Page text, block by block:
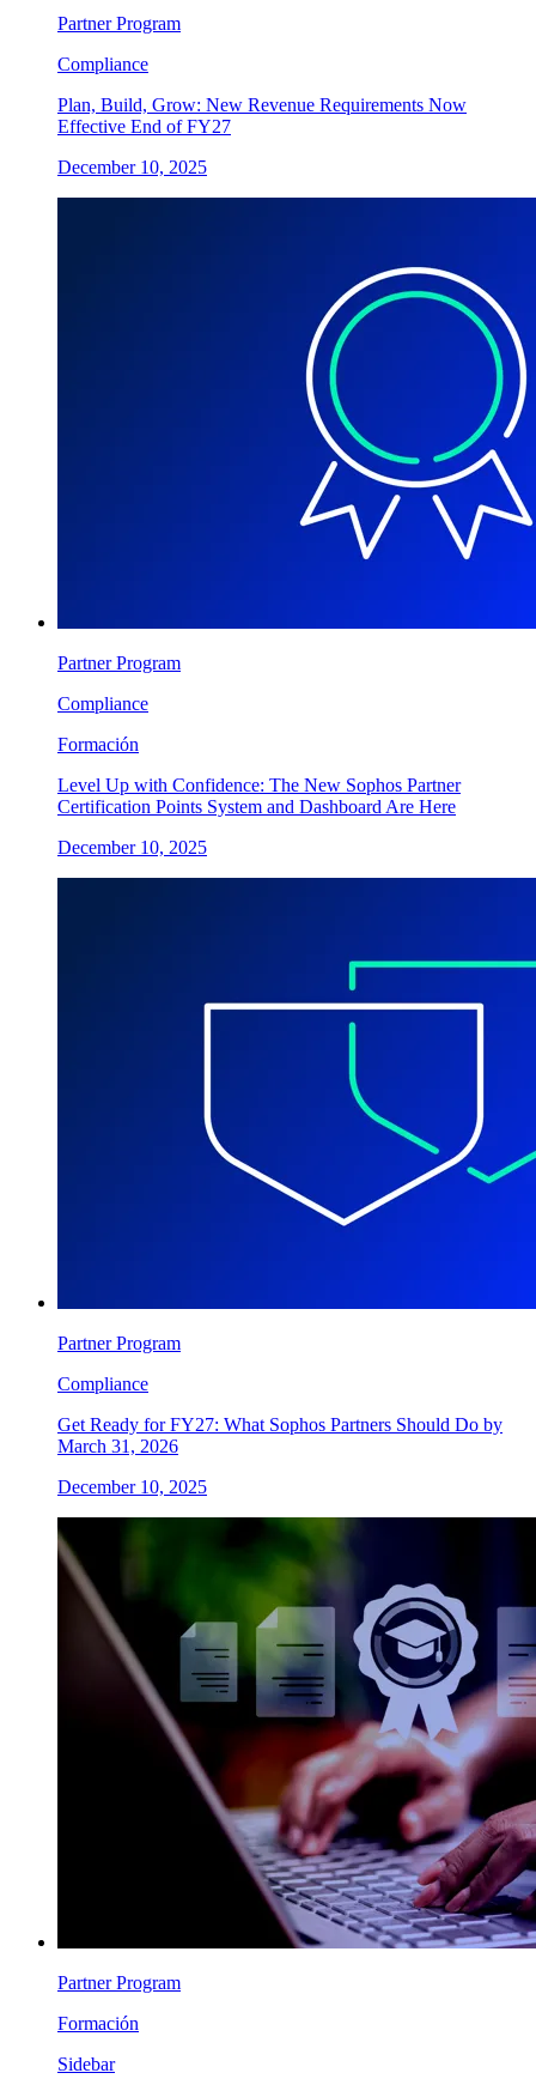
Partner Program
Compliance
Plan, Build, Grow: New Revenue Requirements Now
Effective End of FY27
December 10, 2025
Partner Program
Compliance
Formación
Level Up with Confidence: The New Sophos Partner
Certification Points System and Dashboard Are Here
December 10, 2025
Partner Program
Compliance
Get Ready for FY27: What Sophos Partners Should Do by
March 31, 2026
December 10, 2025
Partner Program
Formación
Sidebar